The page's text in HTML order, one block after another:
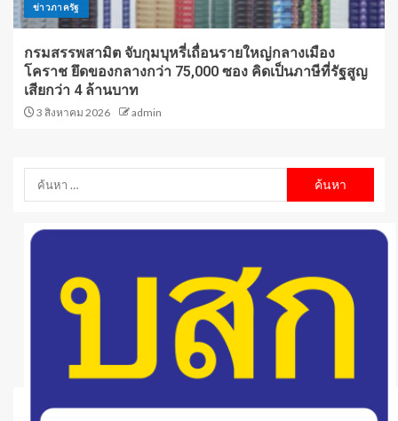
ข่าวภาครัฐ
กรมสรรพสามิต จับกุมบุหรี่เถื่อนรายใหญ่กลางเมือง
โคราช ยึดของกลางกว่า 75,000 ซอง คิดเป็นภาษีที่รัฐสูญ
เสียกว่า 4 ล้านบาท
3 สิงหาคม 2026 admin